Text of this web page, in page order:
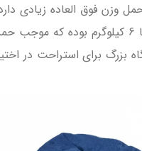
وزن فوق العاده زیادی
برای استراحت در